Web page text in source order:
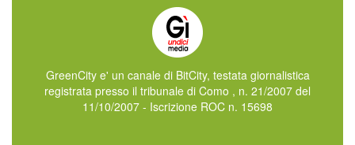
GreenCity e' un canale di BitCity, testata giornalistica
registrata presso il tribunale di Como , n. 21/2007 del
11/10/2007 - Iscrizione ROC n. 15698